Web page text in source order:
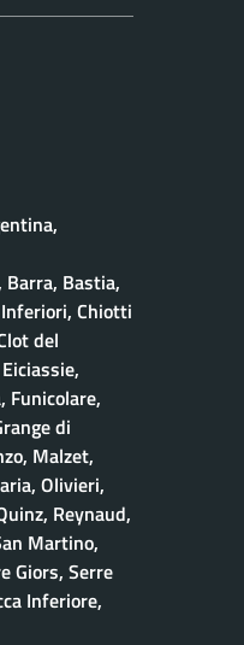
Barra, Bastia,
Inferiori, Chiotti
del
Funicolare,
di
Malzet,
Olivieri,
Reynaud,
Martino,
Giors, Serre
Inferiore,